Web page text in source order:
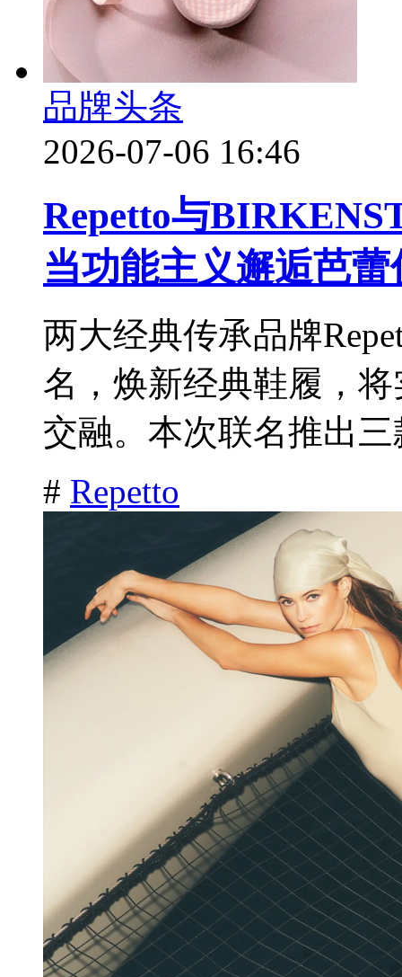
品牌头条
2026-07-06 16:46
Repetto与
当功能主义邂逅芭蕾
两大经典传承品牌
名，焕新经典鞋履，
交融。本次联名推出
# Repetto